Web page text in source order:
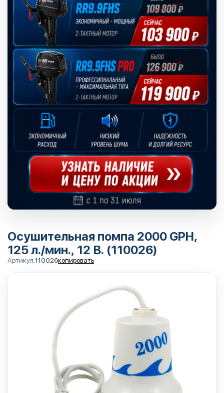
Осушительная помпа 2000 GPH,
125 л./мин., 12 В. (110026)
Артикул:110026копировать